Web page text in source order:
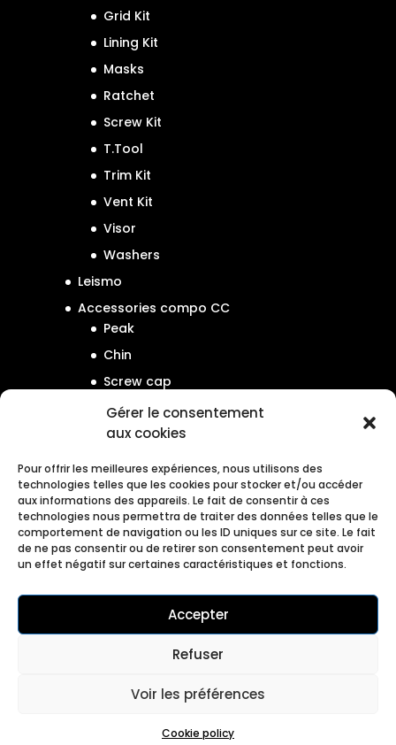
Gérer le consentement
aux cookies
Pour offrir les meilleures expériences, nous utilisons des
technologies telles que les cookies pour stocker et/ou accéder
aux informations des appareils. Le fait de consentir à ces
technologies nous permettra de traiter des données telles que le
comportement de navigation ou les ID uniques sur ce site. Le fait
de ne pas consentir ou de retirer son consentement peut avoir
un effet négatif sur certaines caractéristiques et fonctions.
Accepter
Refuser
Voir les préférences
Cookie policy
Grid Kit
Lining Kit
Masks
Ratchet
Screw Kit
T.Tool
Trim Kit
Vent Kit
Visor
Washers
Leismo
Accessories compo CC
Peak
Chin
Screw cap
Guide des tailles
Manuel d’utilisation
Enregistrement garantie
Webdesignertlse